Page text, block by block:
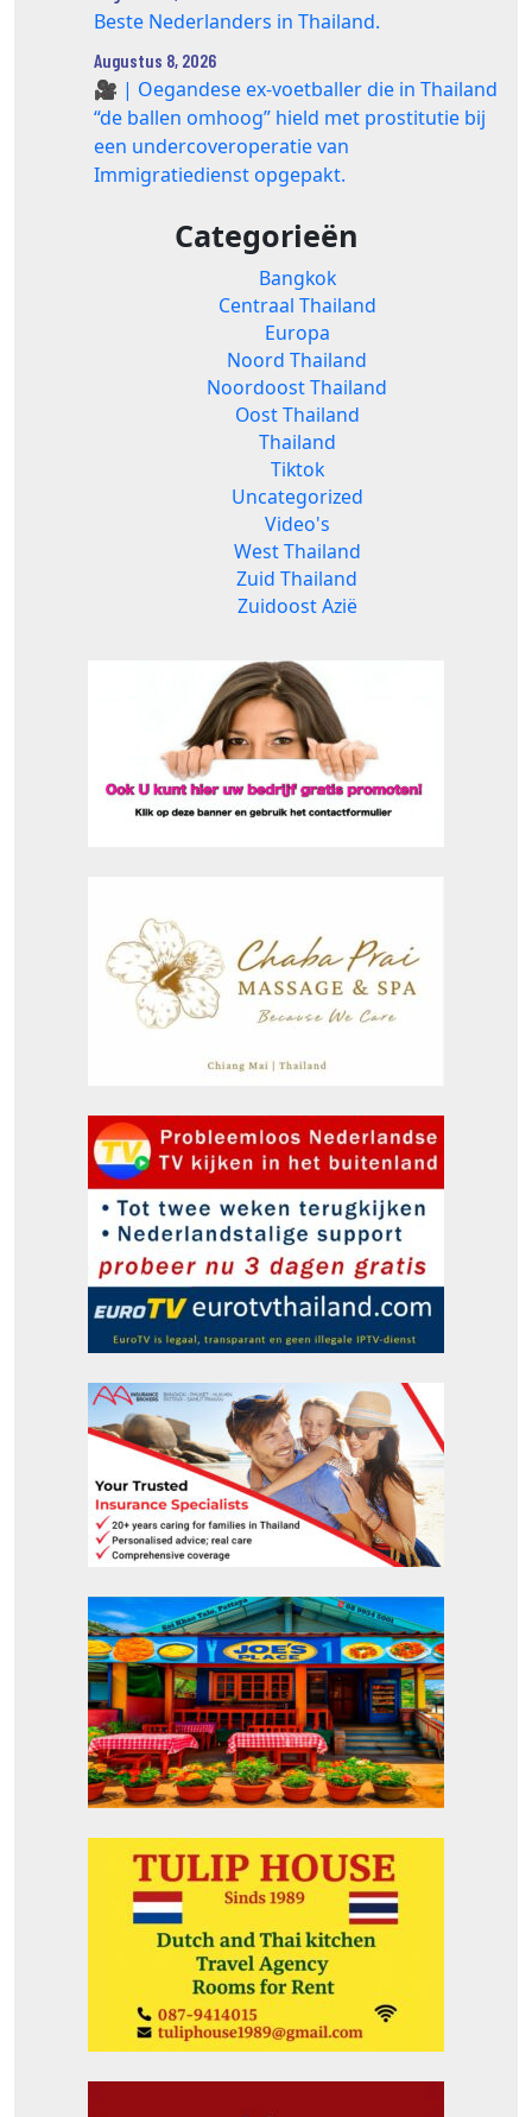
Beste Nederlanders in Thailand.
Augustus 8, 2026
🎥 | Oegandese ex-voetballer die in Thailand
“de ballen omhoog” hield met prostitutie bij
een undercoveroperatie van
Immigratiedienst opgepakt.
Categorieën
Bangkok
Centraal Thailand
Europa
Noord Thailand
Noordoost Thailand
Oost Thailand
Thailand
Tiktok
Uncategorized
Video's
West Thailand
Zuid Thailand
Zuidoost Azië